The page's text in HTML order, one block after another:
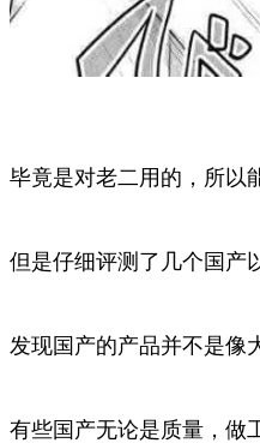
毕竟是对老二用的，所以
但是仔细评测了几个国产
发现国产的产品并不是像
有些国产无论是质量，做